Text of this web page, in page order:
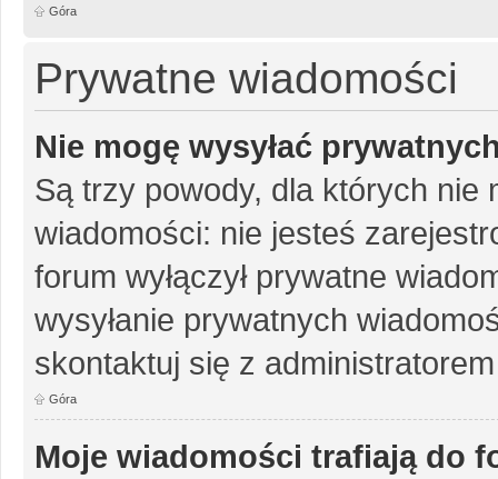
Góra
Prywatne wiadomości
Nie mogę wysyłać
Są trzy powody, dla których nie
wiadomości: nie jesteś
forum wyłączył prywatne
wysyłanie prywatnych
skontaktuj się z
Góra
Moje wiadomości trafiają do